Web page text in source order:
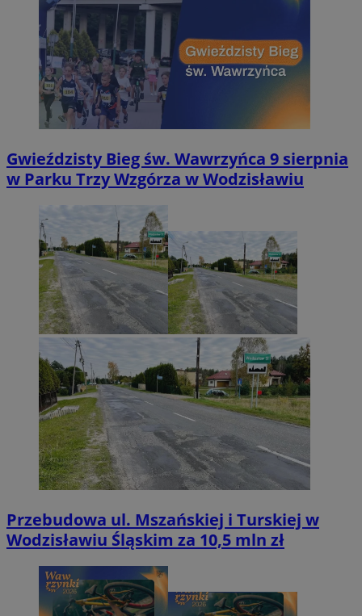
Gwieździsty Bieg św. Wawrzyńca 9 sierpnia
w Parku Trzy Wzgórza w Wodzisławiu
Przebudowa ul. Mszańskiej i Turskiej w
Wodzisławiu Śląskim za 10,5 mln zł